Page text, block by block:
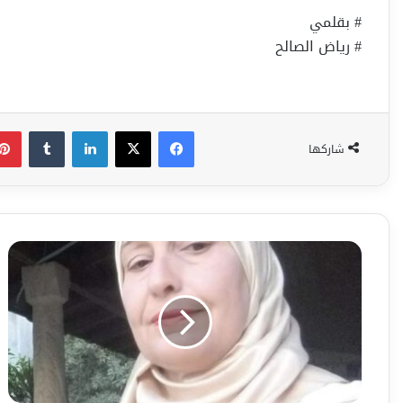
# بقلمي
# رياض الصالح
شاركها
فيسبوك‫X لينكدإن
حديث
في
التراث